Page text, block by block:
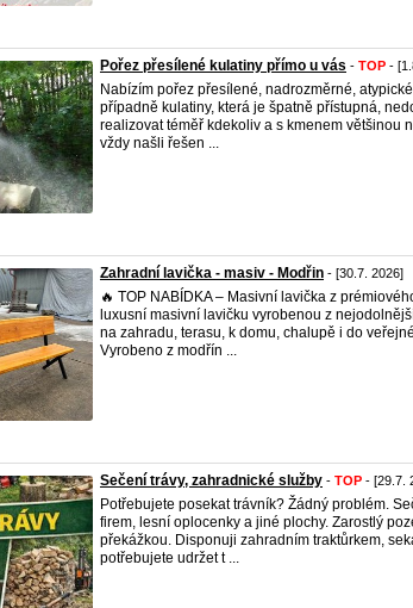
Pořez přesílené kulatiny přímo u vás - TOP -
Nabízím pořez přesílené, nadrozměrné,
případně kulatiny, která je špatně přístupná,
realizovat téměř kdekoliv a s kmenem většinou
vždy našli řešen ...
Zahradní lavička - masiv - Modřin - [30.7. 2026]
🔥 TOP NABÍDKA – Masivní lavička z
luxusní masivní lavičku vyrobenou z
na zahradu, terasu, k domu, chalupě i do
Vyrobeno z modřín ...
Sečení trávy, zahradnické služby - TOP - [29.7.
Potřebujete posekat trávník? Žádný problém.
firem, lesní oplocenky a jiné plochy. Zarostlý
překážkou. Disponuji zahradním traktůrkem,
potřebujete udržet t ...